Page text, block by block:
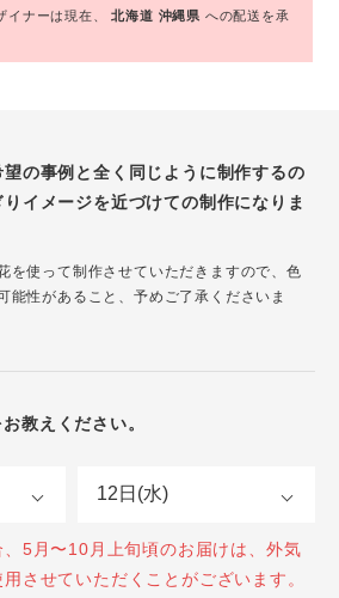
イナーは現在、北海道 沖縄県 への配送を承
の事例と全く同じように制作するの
イメージを近づけての制作になりま
を使って制作させていただきますので、色
能性があること、予めご了承くださいま
教えください。
5月〜10月上旬頃のお届けは、外気
させていただくことがございます。